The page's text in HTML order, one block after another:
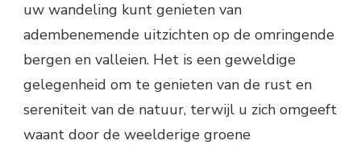
uw wandeling kunt genieten van
adembenemende uitzichten op de omringende
bergen en valleien. Het is een geweldige
gelegenheid om te genieten van de rust en
sereniteit van de natuur, terwijl u zich omgeeft
waant door de weelderige groene